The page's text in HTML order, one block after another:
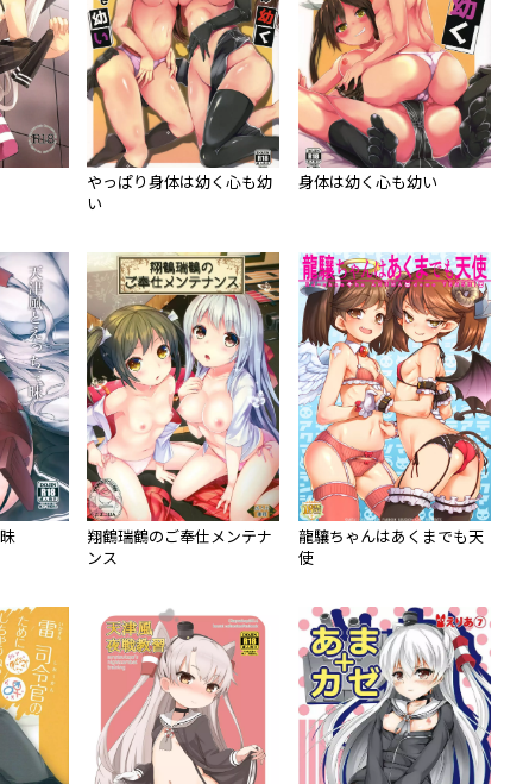
やっぱり身体は幼く心も幼
い
身体は幼く心も幼い
翔鶴瑞鶴のご奉仕メンテナ
ンス
龍驤ちゃんはあくまでも天
使